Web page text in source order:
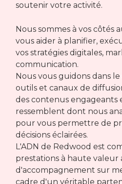
soutenir votre activité.
Nous sommes à vos côtés
vous aider à planifier,
vos stratégies digitales,
communication.
Nous vous guidons dans le
outils et canaux de
des contenus engageants
ressemblent dont nous
pour vous permettre de
décisions éclairées.
L'ADN de Redwood est
prestations à haute valeur
d'accompagnement sur
cadre d'un véritable